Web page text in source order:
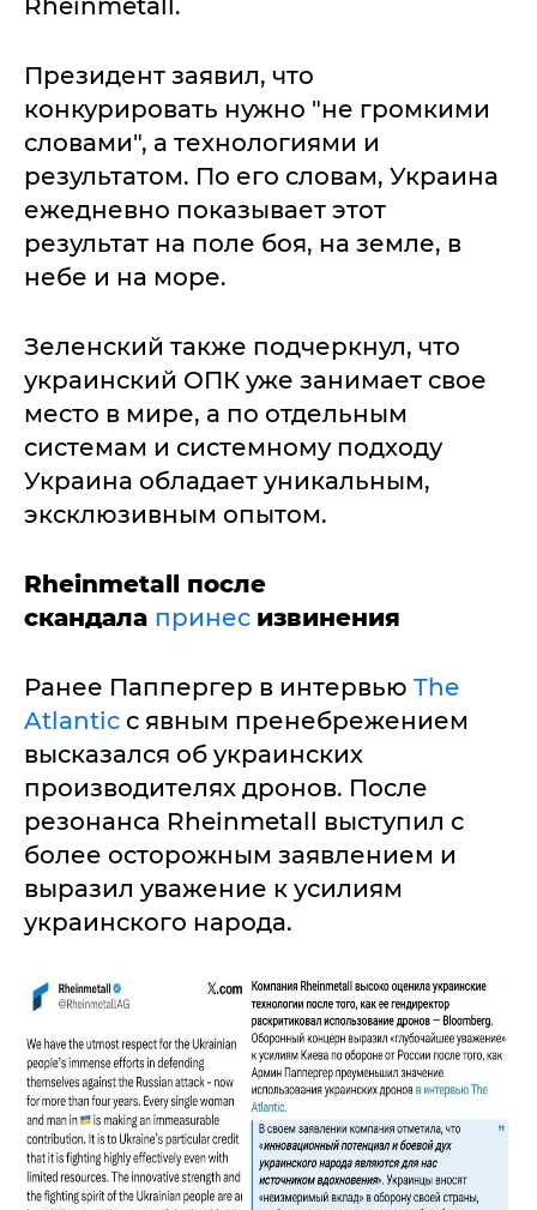
Rheinmetall.
Президент заявил, что
конкурировать нужно "не громкими
словами", а технологиями и
результатом. По его словам, Украина
ежедневно показывает этот
результат на поле боя, на земле, в
небе и на море.
Зеленский также подчеркнул, что
украинский ОПК уже занимает свое
место в мире, а по отдельным
системам и системному подходу
Украина обладает уникальным,
эксклюзивным опытом.
Rheinmetall после
скандала принес извинения
Ранее Паппергер в интервью The
Atlantic с явным пренебрежением
высказался об украинских
производителях дронов. После
резонанса Rheinmetall выступил с
более осторожным заявлением и
выразил уважение к усилиям
украинского народа.